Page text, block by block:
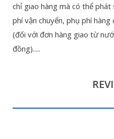
chỉ giao hàng mà có thể
phí vận chuyển, phụ phí hàng
(đối với đơn hàng giao từ
đồng).....